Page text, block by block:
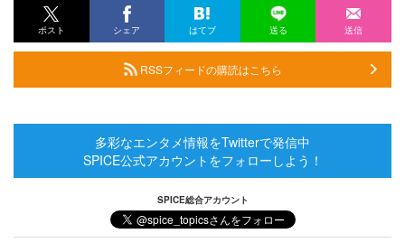
ポスト シェア はてブ 送る 送信
RSSフィードの購読はこちら
多彩なエンタメ情報をTwitterで発信中
SPICE公式アカウントをフォローしよう！
SPICE総合アカウント